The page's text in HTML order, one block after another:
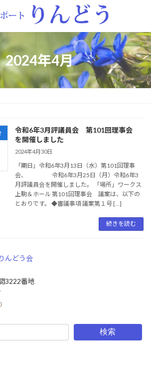
2024年4月
令和6年3月評議員会 第101回理事会
を開催しました
2024年4月30日
「期日」令和6年3月13日（水）第101回理事
会、 令和6年3月25日（月）令和6年3
月評議員会を開催しました。 「場所」ワークス
上駒＆ホール 第101回理事会 議案は、以下の
とおりです。 ◆審議事項 議案第１号 […]
続きを読む
んどう会
3222番地
検索